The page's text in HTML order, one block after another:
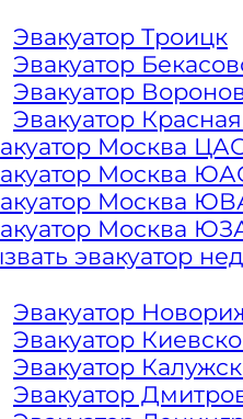
дешево -
в
- в наличии
району Крюково
при заказе услуги
без скрытых
Эвакуатор Троицк
Эвакуатор
Эвакуатор
Эвакуатор
Москва
Москва
Москва
Москва
эвакуатор
Эвакуатор
Эвакуатор
Эвакуатор
Эвакуатор